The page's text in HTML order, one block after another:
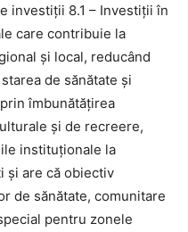
investiții 8.1 – Investiții în
care contribuie la
și local, reducând
de sănătate şi
îmbunătăţirea
și de recreere,
instituționale la
și are că obiectiv
de sănătate, comunitare
pentru zonele